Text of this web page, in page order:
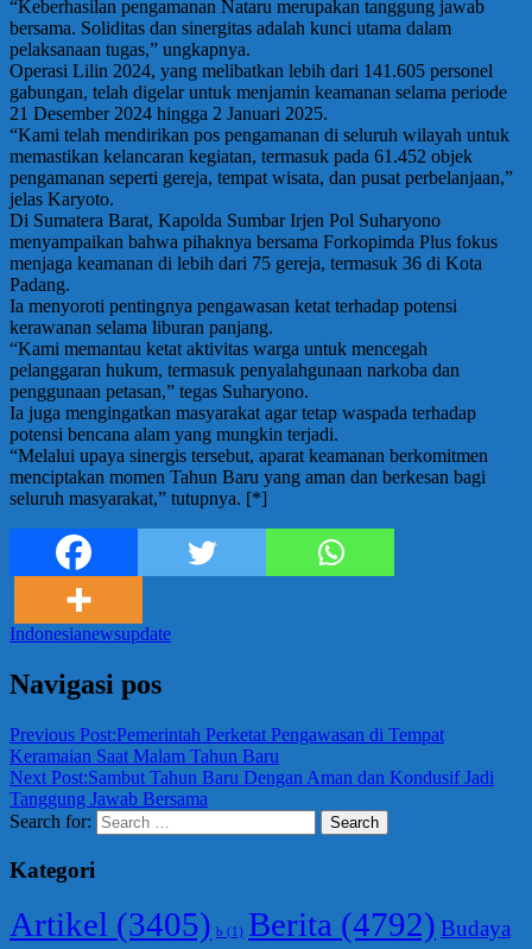
“Keberhasilan pengamanan Nataru merupakan tanggung jawab
bersama. Soliditas dan sinergitas adalah kunci utama dalam
pelaksanaan tugas,” ungkapnya.
Operasi Lilin 2024, yang melibatkan lebih dari 141.605 personel
gabungan, telah digelar untuk menjamin keamanan selama periode
21 Desember 2024 hingga 2 Januari 2025.
“Kami telah mendirikan pos pengamanan di seluruh wilayah untuk
memastikan kelancaran kegiatan, termasuk pada 61.452 objek
pengamanan seperti gereja, tempat wisata, dan pusat perbelanjaan,”
jelas Karyoto.
Di Sumatera Barat, Kapolda Sumbar Irjen Pol Suharyono
menyampaikan bahwa pihaknya bersama Forkopimda Plus fokus
menjaga keamanan di lebih dari 75 gereja, termasuk 36 di Kota
Padang.
Ia menyoroti pentingnya pengawasan ketat terhadap potensi
kerawanan selama liburan panjang.
“Kami memantau ketat aktivitas warga untuk mencegah
pelanggaran hukum, termasuk penyalahgunaan narkoba dan
penggunaan petasan,” tegas Suharyono.
Ia juga mengingatkan masyarakat agar tetap waspada terhadap
potensi bencana alam yang mungkin terjadi.
“Melalui upaya sinergis tersebut, aparat keamanan berkomitmen
menciptakan momen Tahun Baru yang aman dan berkesan bagi
seluruh masyarakat,” tutupnya. [*]
Indonesianewsupdate
Navigasi pos
Previous Post:Pemerintah Perketat Pengawasan di Tempat
Keramaian Saat Malam Tahun Baru
Next Post:Sambut Tahun Baru Dengan Aman dan Kondusif Jadi
Tanggung Jawab Bersama
Search for:
Search
Kategori
Artikel (3405) b (1) Berita (4792) Budaya